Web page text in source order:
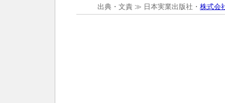
出典・文責 ≫ 日本実業出版社・ 株式会